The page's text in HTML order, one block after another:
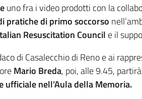
uno fra i video prodotti con la
pratiche di primo soccorso
Resuscitation Council e il
di Casalecchio di Reno e ai
Mario Breda, poi, alle 9.45,
ufficiale nell’Aula della Memoria.